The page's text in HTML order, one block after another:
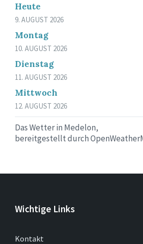
Heute
9. AUGUST 2026
Montag
10. AUGUST 2026
Dienstag
11. AUGUST 2026
Mittwoch
12. AUGUST 2026
Das Wetter in Medelon,
bereitgestellt durch
Wichtige Links
Kontakt